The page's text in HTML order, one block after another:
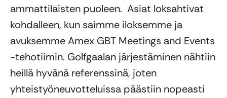
ammattilaisten puoleen. Asiat loksahtivat
kohdalleen, kun saimme iloksemme ja
avuksemme Amex GBT Meetings and Events
-tehotiimin. Golfgaalan järjestäminen nähtiin
heillä hyvänä referenssinä, joten
yhteistyöneuvotteluissa päästiin nopeasti